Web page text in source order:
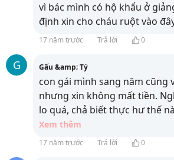
vì bác mình có hộ khẩu ở
định xin cho cháu ruột vào
17 năm trước Trả lời 0
G Gấu &amp; Tý
con gái mình sang năm cũng
nhưng xin không mất tiền.
lo quá, chả biết thực hư thế
Xem thêm
17 năm trước Trả lời 0